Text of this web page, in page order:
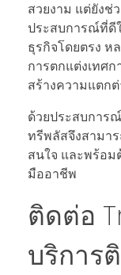
สวยงาม แต่ยังช่
ประสบการณ์ที่ดี
ธุรกิจโดยตรง ห
การตกแต่งเทศ
สร้างความแตก
ด้วยประสบการ
ทรีพลัสจึงสามา
สนใจ และพร้อม
มืออาชีพ
ติดต่อ
บริการ